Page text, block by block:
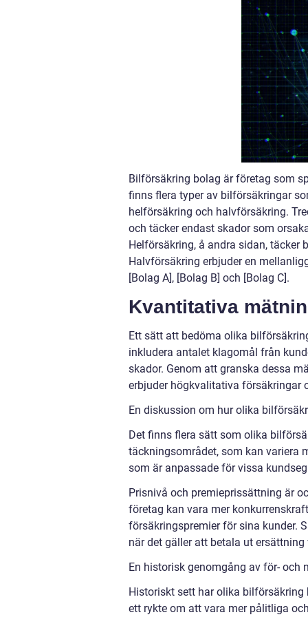
Bilförsäkring bolag är företag som
finns flera typer av bilförsäkringar
helförsäkring och halvförsäkring.
och täcker endast skador som
Helförsäkring, å andra sidan, täcker
Halvförsäkring erbjuder en
[Bolag A], [Bolag B] och [Bolag C].
Kvantitativa
Ett sätt att bedöma olika
inkludera antalet klagomål från
skador. Genom att granska dessa
erbjuder högkvalitativa försäkringar
En diskussion om hur olika
Det finns flera sätt som olika
täckningsområdet, som kan variera
som är anpassade för vissa
Prisnivå och premieprissättning är
företag kan vara mer
försäkringspremier för sina kunder.
när det gäller att betala ut ersättning
En historisk genomgång av för-
Historiskt sett har olika
ett rykte om att vara mer pålitliga